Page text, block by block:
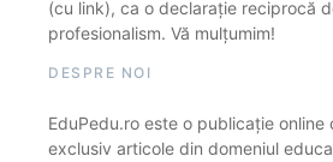
(cu link), ca o declarație reciprocă
profesionalism. Vă mulțumim!
DESPRE NOI
EduPedu.ro este o publicație
exclusiv articole din domeniul